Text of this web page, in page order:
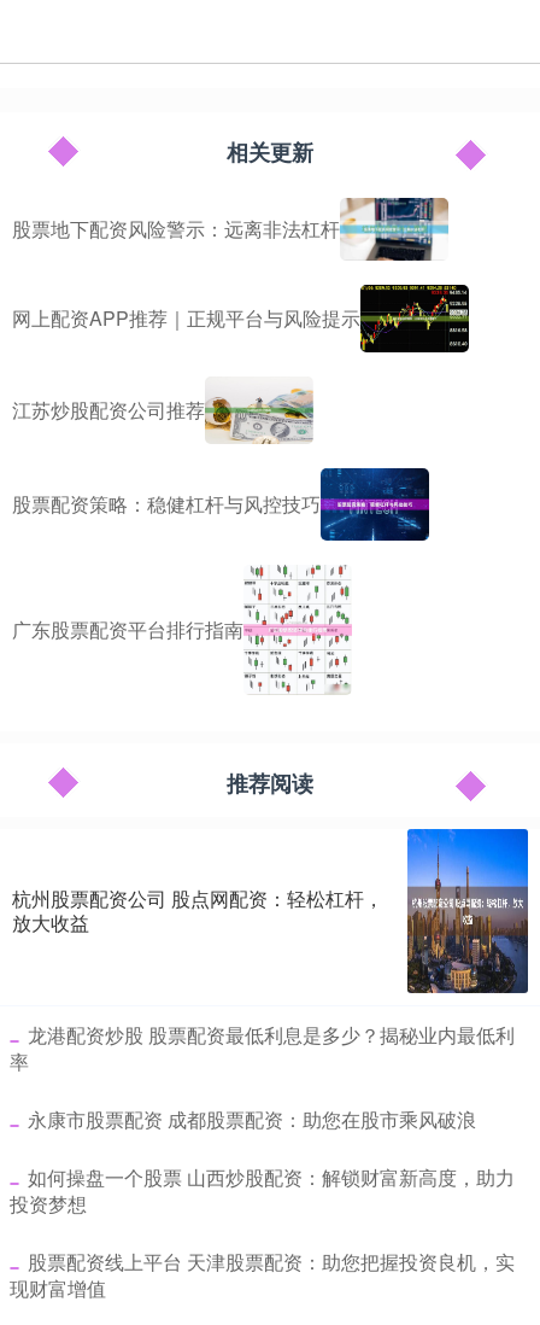
相关更新
股票地下配资风险警示：远离非法杠杆
网上配资APP推荐｜正规平台与风险提示
江苏炒股配资公司推荐
股票配资策略：稳健杠杆与风控技巧
广东股票配资平台排行指南
推荐阅读
杭州股票配资公司 股点网配资：轻松杠杆，
放大收益
​龙港配资炒股 股票配资最低利息是多少？揭秘业内最低利
率
​永康市股票配资 成都股票配资：助您在股市乘风破浪
​如何操盘一个股票 山西炒股配资：解锁财富新高度，助力
投资梦想
​股票配资线上平台 天津股票配资：助您把握投资良机，实
现财富增值